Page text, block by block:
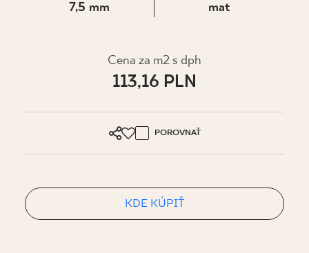
PL EN UK RU
7,5 mm
mat
Cena za m2 s dph
113,16 PLN
POROVNAŤ
KDE KÚPIŤ